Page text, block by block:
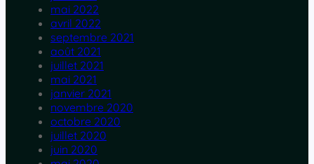
mai 2022
avril 2022
septembre 2021
août 2021
juillet 2021
mai 2021
janvier 2021
novembre 2020
octobre 2020
juillet 2020
juin 2020